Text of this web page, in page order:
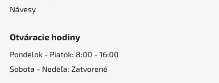
Návesy
Otváracie hodiny
Pondelok - Piatok: 8:00 - 16:00
Sobota - Nedeľa: Zatvorené